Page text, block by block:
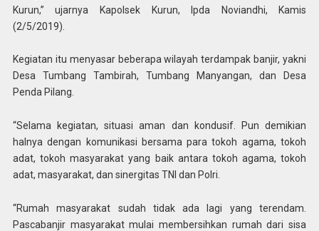
Kurun,” ujarnya Kapolsek Kurun, Ipda Noviandhi, Kamis
(2/5/2019).
Kegiatan itu menyasar beberapa wilayah terdampak banjir, yakni
Desa Tumbang Tambirah, Tumbang Manyangan, dan Desa
Penda Pilang.
“Selama kegiatan, situasi aman dan kondusif. Pun demikian
halnya dengan komunikasi bersama para tokoh agama, tokoh
adat, tokoh masyarakat yang baik antara tokoh agama, tokoh
adat, masyarakat, dan sinergitas TNI dan Polri.
“Rumah masyarakat sudah tidak ada lagi yang terendam.
Pascabanjir masyarakat mulai membersihkan rumah dari sisa